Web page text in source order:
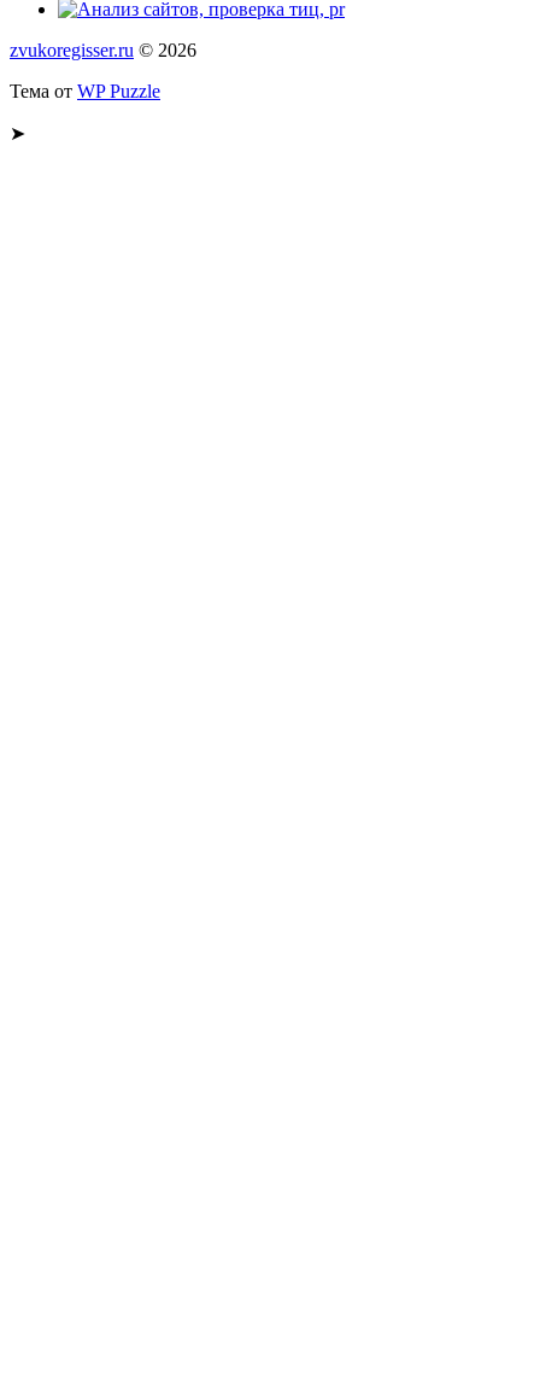
zvukoregisser.ru © 2026
Тема от WP Puzzle
➤